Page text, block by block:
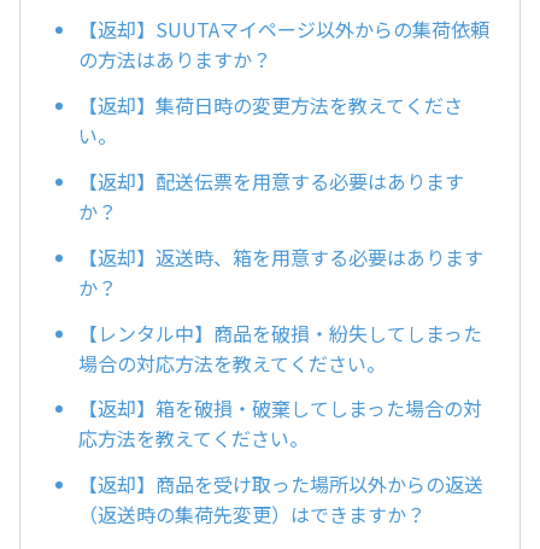
【返却】SUUTAマイページ以外からの集荷依頼
の方法はありますか？
【返却】集荷日時の変更方法を教えてくださ
い。
【返却】配送伝票を用意する必要はあります
か？
【返却】返送時、箱を用意する必要はあります
か？
【レンタル中】商品を破損・紛失してしまった
場合の対応方法を教えてください。
【返却】箱を破損・破棄してしまった場合の対
応方法を教えてください。
【返却】商品を受け取った場所以外からの返送
（返送時の集荷先変更）はできますか？